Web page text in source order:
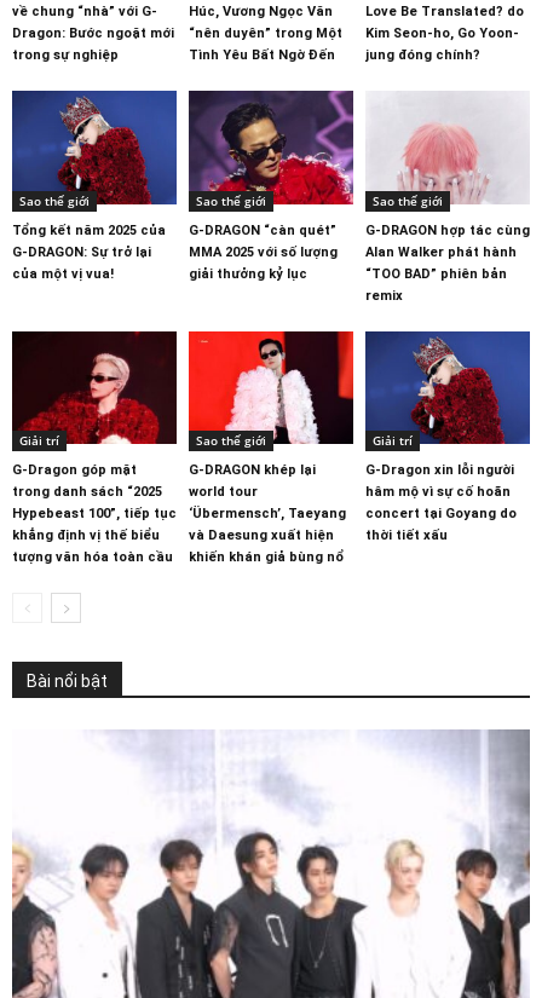
về chung “nhà” với G-
Dragon: Bước ngoặt mới
trong sự nghiệp
Húc, Vương Ngọc Văn
“nên duyên” trong Một
Tình Yêu Bất Ngờ Đến
Love Be Translated? do
Kim Seon-ho, Go Yoon-
jung đóng chính?
Sao thế giới
Tổng kết năm 2025 của
G-DRAGON: Sự trở lại
của một vị vua!
Sao thế giới
G-DRAGON “càn quét”
MMA 2025 với số lượng
giải thưởng kỷ lục
Sao thế giới
G-DRAGON hợp tác cùng
Alan Walker phát hành
“TOO BAD” phiên bản
remix
Giải trí
G-Dragon góp mặt
trong danh sách “2025
Hypebeast 100”, tiếp tục
khẳng định vị thế biểu
tượng văn hóa toàn cầu
Sao thế giới
G-DRAGON khép lại
world tour
‘Übermensch’, Taeyang
và Daesung xuất hiện
khiến khán giả bùng nổ
Giải trí
G-Dragon xin lỗi người
hâm mộ vì sự cố hoãn
concert tại Goyang do
thời tiết xấu
Bài nổi bật